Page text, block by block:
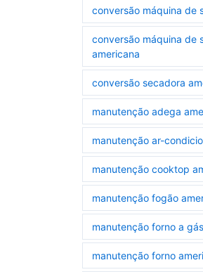
conversão máquina de
conversão máquina de
americana
conversão secadora
manutenção adega
manutenção ar-
manutenção cooktop
manutenção fogão
manutenção forno a
manutenção forno